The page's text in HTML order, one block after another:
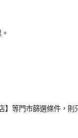
等門市篩選條件，則